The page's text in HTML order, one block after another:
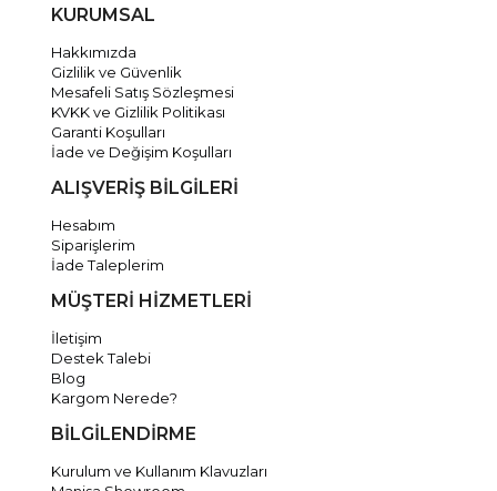
KURUMSAL
Hakkımızda
Gizlilik ve Güvenlik
Mesafeli Satış Sözleşmesi
KVKK ve Gizlilik Politikası
Garanti Koşulları
İade ve Değişim Koşulları
ALIŞVERİŞ BİLGİLERİ
Hesabım
Siparişlerim
İade Taleplerim
MÜŞTERİ HİZMETLERİ
İletişim
Destek Talebi
Blog
Kargom Nerede?
BİLGİLENDİRME
Kurulum ve Kullanım Klavuzları